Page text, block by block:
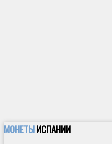
МОНЕТЫИСПАНИИ